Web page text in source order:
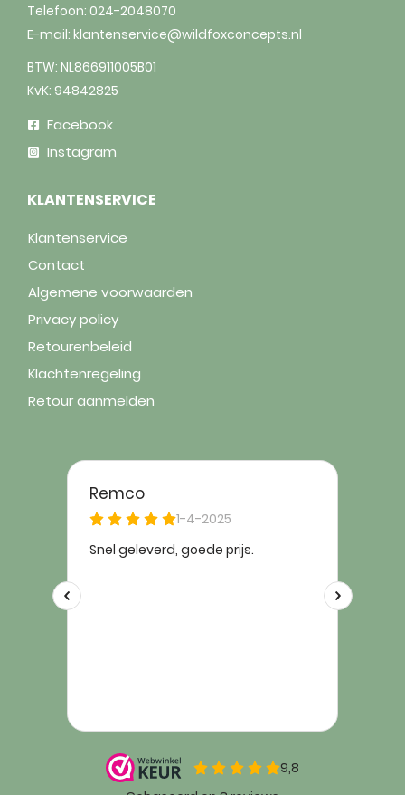
Telefoon: 024-2048070
E-mail: klantenservice@wildfoxconcepts.nl
BTW: NL866911005B01
KvK: 94842825
Facebook
Instagram
KLANTENSERVICE
Klantenservice
Contact
Algemene voorwaarden
Privacy policy
Retourenbeleid
Klachtenregeling
Retour aanmelden